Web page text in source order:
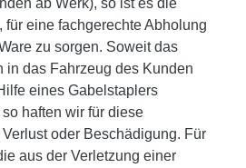
ab Werk), so ist es die
für eine fachgerechte Abholung
zu sorgen. Soweit das
in das Fahrzeug des Kunden
eines Gabelstaplers
haften wir für diese
oder Beschädigung. Für
aus der Verletzung einer